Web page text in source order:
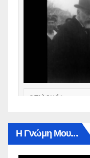
Η Γνώμη Μου…